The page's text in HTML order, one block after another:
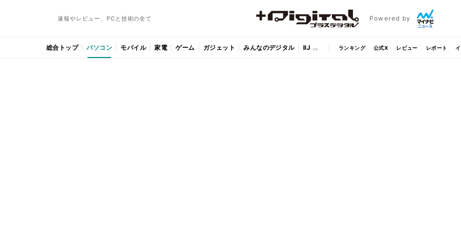
速報やレビュー、PCと技術の全て Powered by
総合トップ パソコン モバイル 家電 ゲーム ガジェット みんなのデジタル IIJ ランキング 公式X レビュー レポート